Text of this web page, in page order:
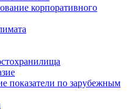
корпоративного
показатели по зарубежным